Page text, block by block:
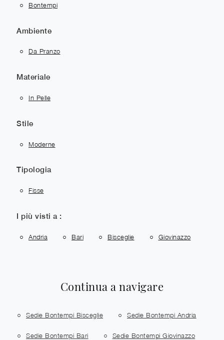
Bontempi
Ambiente
Da Pranzo
Materiale
In Pelle
Stile
Moderne
Tipologia
Fisse
I più visti a :
Andria Bari Bisceglie Giovinazzo
Continua a navigare
Sedie Bontempi Bisceglie Sedie Bontempi Andria
Sedie Bontempi Bari Sedie Bontempi Giovinazzo